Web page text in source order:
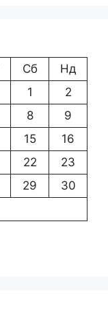
Сб
Нд
1
2
8
9
15
16
22
23
29
30